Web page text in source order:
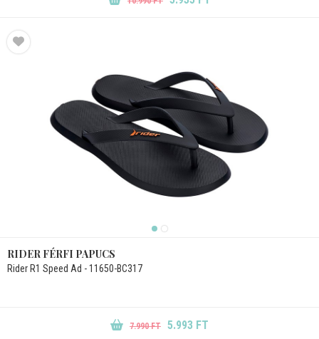
RIDER FÉRFI PAPUCS
Rider R1 Speed Ad - 11650-BC317
7.990 FT 5.993 FT